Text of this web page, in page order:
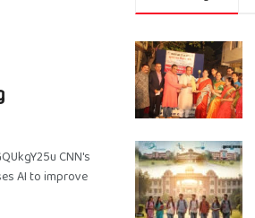
CNN's
AI to improve